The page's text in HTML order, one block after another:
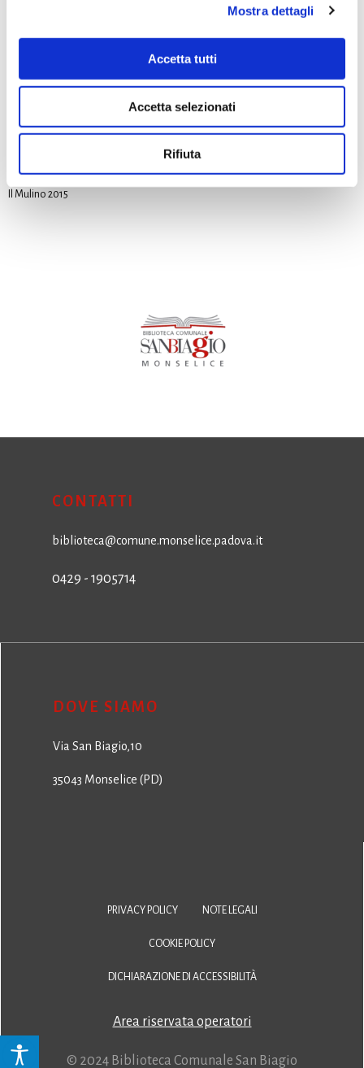
Mostra dettagli
Accetta tutti
Accetta selezionati
Rifiuta
Premio speciale
Il Mulino 2015
CONTATTI
biblioteca@comune.monselice.padova.it
0429 - 1905714
DOVE SIAMO
Via San Biagio,10
35043 Monselice (PD)
PRIVACY POLICY NOTE LEGALI
COOKIE POLICY
DICHIARAZIONE DI ACCESSIBILITÀ
Area riservata operatori
© 2024 Biblioteca Comunale San Biagio